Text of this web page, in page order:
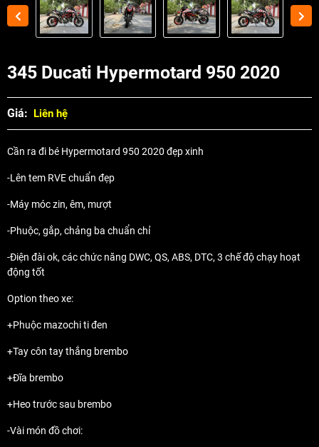
345 Ducati Hypermotard 950 2020
Giá: Liên hệ
Cần ra đi bé Hypermotard 950 2020 đẹp xinh
-Lên tem RVE chuẩn đẹp
-Máy móc zin, êm, mượt
-Phuộc, gắp, chảng ba chuẩn chỉ
-Điện đài ok, các chức năng DWC, QS, ABS, DTC, 3 chế độ chạy hoạt
động tốt
Option theo xe:
+Phuộc mazochi ti đen
+Tay côn tay thắng brembo
+Đĩa brembo
+Heo trước sau brembo
-Vài món đồ chơi: